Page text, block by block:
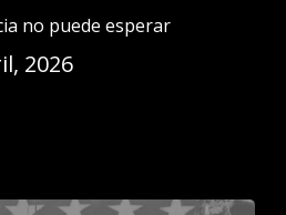
no puede esperar
2026